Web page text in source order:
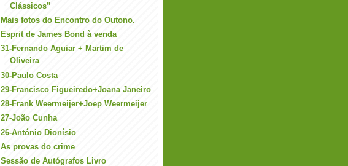
Clássicos”
Mais fotos do Encontro do Outono.
Esprit de James Bond à venda
31-Fernando Aguiar + Martim de
Oliveira
30-Paulo Costa
29-Francisco Figueiredo+Joana Janeiro
28-Frank Weermeijer+Joep Weermeijer
27-João Cunha
26-António Dionísio
As provas do crime
Sessão de Autógrafos Livro